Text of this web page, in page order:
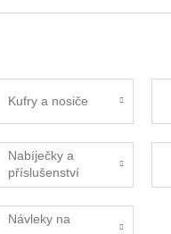
Kufry a nosiče
Nabíječky a
příslušenství
Návleky na